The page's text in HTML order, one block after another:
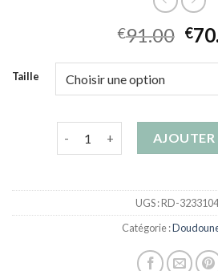
€91.00 €
Taille
quantité de doudoune tnf
AJOUTER
UGS :RD-
Catégorie :